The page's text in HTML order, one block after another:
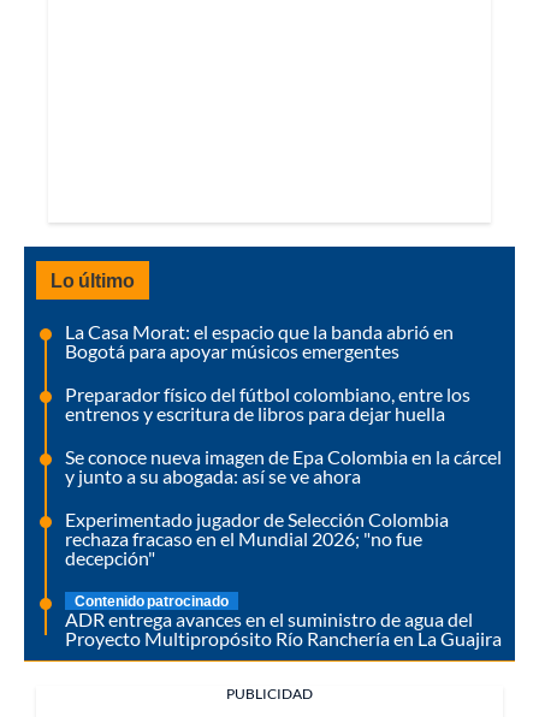
Lo último
La Casa Morat: el espacio que la banda abrió en
Bogotá para apoyar músicos emergentes
Preparador físico del fútbol colombiano, entre los
entrenos y escritura de libros para dejar huella
Se conoce nueva imagen de Epa Colombia en la cárcel
y junto a su abogada: así se ve ahora
Experimentado jugador de Selección Colombia
rechaza fracaso en el Mundial 2026; "no fue
decepción"
Contenido patrocinado
ADR entrega avances en el suministro de agua del
Proyecto Multipropósito Río Ranchería en La Guajira
PUBLICIDAD